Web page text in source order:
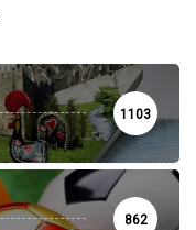
1103
862